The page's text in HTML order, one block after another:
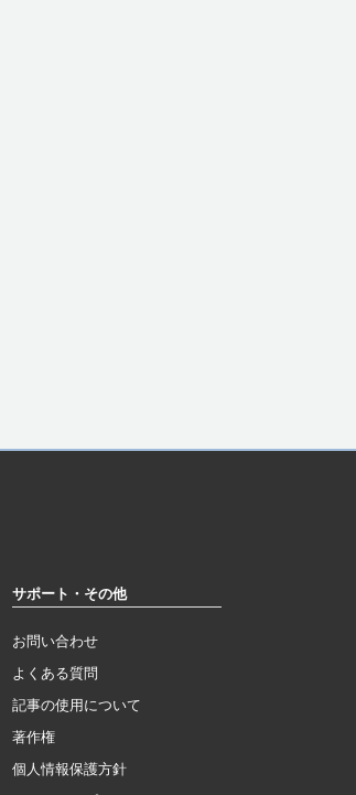
サポート・その他
お問い合わせ
よくある質問
記事の使用について
著作権
個人情報保護方針